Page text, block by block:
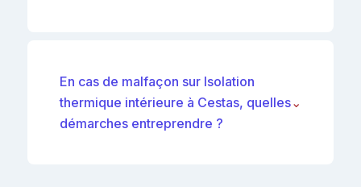
En cas de malfaçon sur Isolation
thermique intérieure à Cestas, quelles
démarches entreprendre ?
⌄